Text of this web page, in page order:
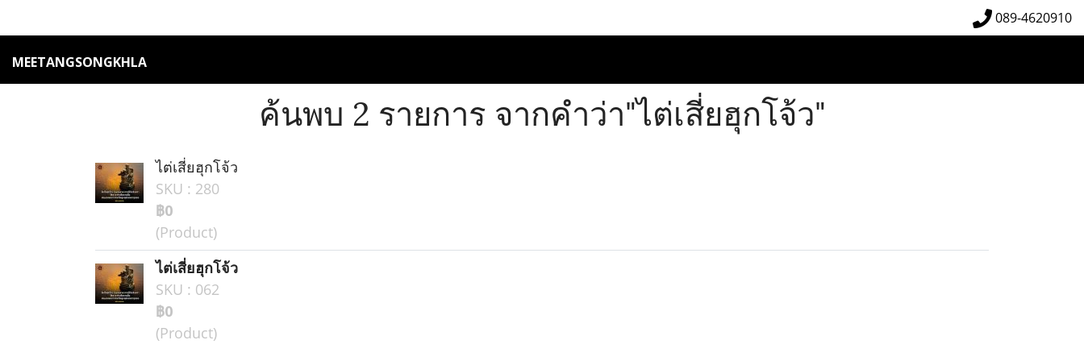
089-4620910
MEETANGSONGKHLA
ค้นพบ 2 รายการ จากคำว่า"ไต่เสี่ยฮุกโจ้ว"
ไต่เสี่ยฮุกโจ้ว
SKU : 280
฿0
(Product)
ไต่เสี่ยฮุกโจ้ว
SKU : 062
฿0
(Product)